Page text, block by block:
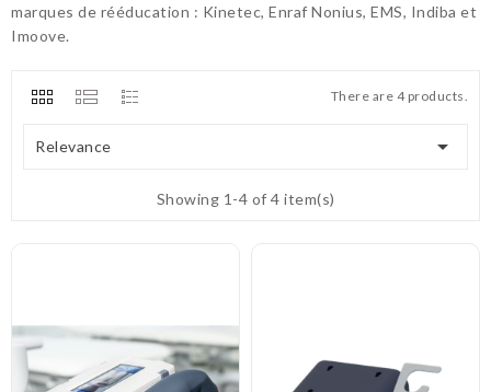
marques de rééducation : Kinetec, Enraf Nonius, EMS, Indiba et
Imoove.
There are 4 products.
Relevance 
Showing 1-4 of 4 item(s)